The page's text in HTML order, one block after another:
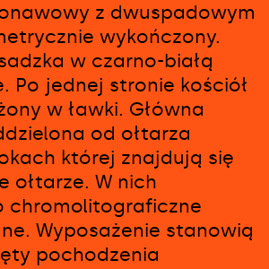
z dwuspadowym
wykończony.
w czarno-białą
Po jednej stronie kościół
w ławki. Główna
od ołtarza
której znajdują się
ołtarze. W nich
chromolitograficzne
Wyposażenie stanowią
pochodzenia